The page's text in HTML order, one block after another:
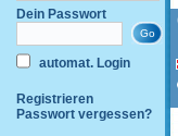
Dein Passwort
automat. Login
Registrieren
Passwort vergessen?